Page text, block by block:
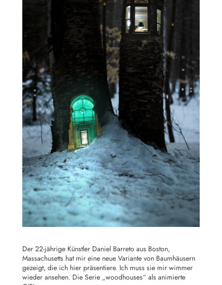
Der 22-jährige Künstler Daniel Barreto aus Boston,
Massachusetts hat mir eine neue Variante von Baumhäusern
gezeigt, die ich hier präsentiere. Ich muss sie mir wimmer
wieder ansehen. Die Serie „woodhouses“ als animierte